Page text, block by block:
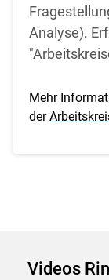
Analyse).
Mehr
der
Videos